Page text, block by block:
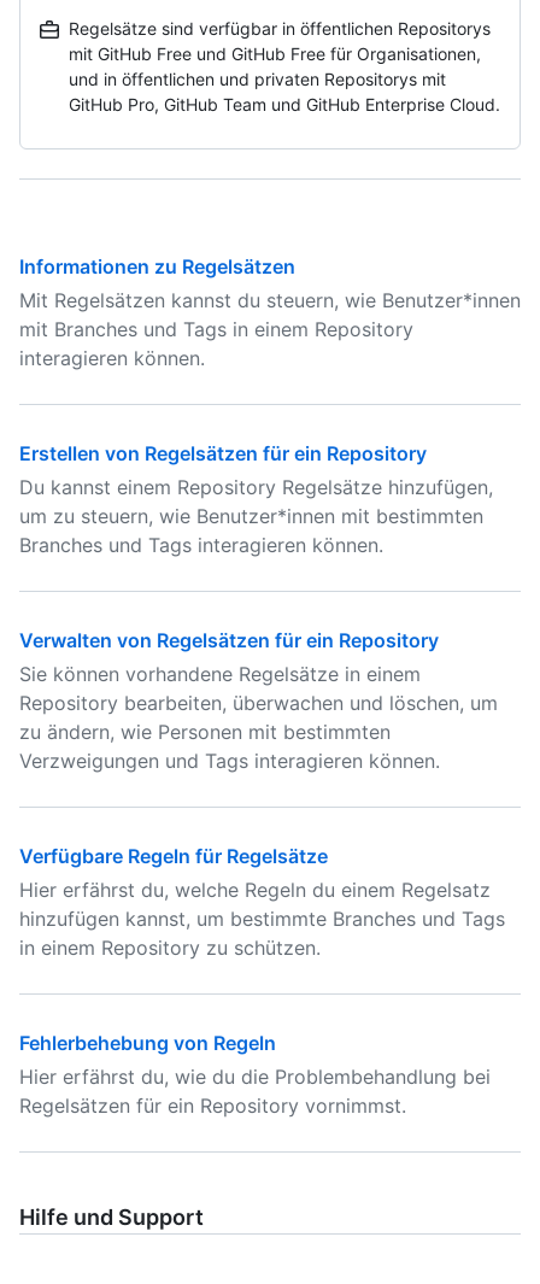
Regelsätze sind verfügbar in öffentlichen Repositorys
mit GitHub Free und GitHub Free für Organisationen,
und in öffentlichen und privaten Repositorys mit
GitHub Pro, GitHub Team und GitHub Enterprise Cloud.
Informationen zu Regelsätzen
Mit Regelsätzen kannst du steuern, wie Benutzer*innen
mit Branches und Tags in einem Repository
interagieren können.
Erstellen von Regelsätzen für ein Repository
Du kannst einem Repository Regelsätze hinzufügen,
um zu steuern, wie Benutzer*innen mit bestimmten
Branches und Tags interagieren können.
Verwalten von Regelsätzen für ein Repository
Sie können vorhandene Regelsätze in einem
Repository bearbeiten, überwachen und löschen, um
zu ändern, wie Personen mit bestimmten
Verzweigungen und Tags interagieren können.
Verfügbare Regeln für Regelsätze
Hier erfährst du, welche Regeln du einem Regelsatz
hinzufügen kannst, um bestimmte Branches und Tags
in einem Repository zu schützen.
Fehlerbehebung von Regeln
Hier erfährst du, wie du die Problembehandlung bei
Regelsätzen für ein Repository vornimmst.
Hilfe und Support